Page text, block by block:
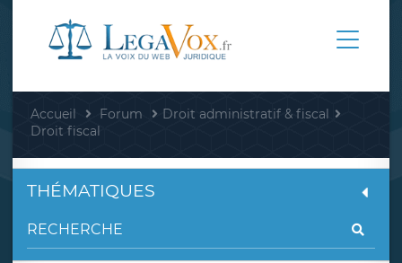
Accueil Forum
Droit administratif & fiscal
Droit fiscal
THÉMATIQUES